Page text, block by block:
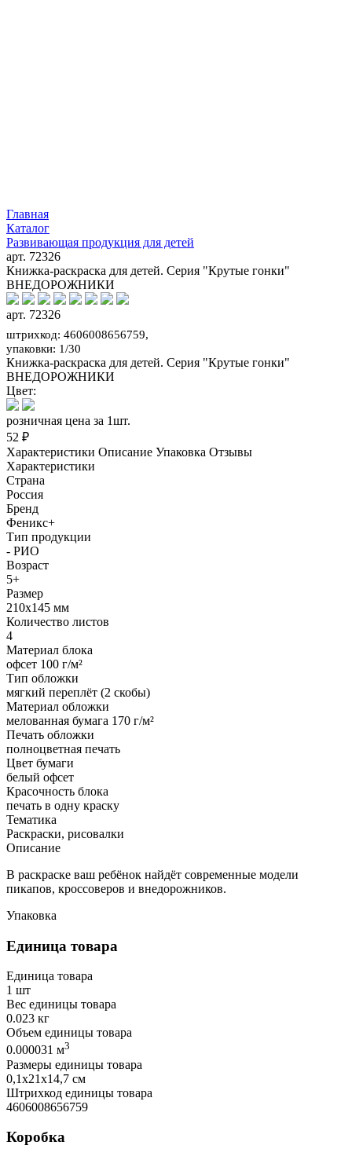
Главная
Каталог
Развивающая продукция для детей
арт. 72326
Книжка-раскраска для детей. Серия "Крутые гонки"
ВНЕДОРОЖНИКИ
арт. 72326
штрихкод: 4606008656759,
упаковки: 1/30
Книжка-раскраска для детей. Серия "Крутые гонки"
ВНЕДОРОЖНИКИ
Цвет:
розничная цена за 1шт.
52 ₽
Характеристики Описание Упаковка Отзывы
Характеристики
Страна
Россия
Бренд
Феникс+
Тип продукции
- РИО
Возраст
5+
Размер
210х145 мм
Количество листов
4
Материал блока
офсет 100 г/м²
Тип обложки
мягкий переплёт (2 скобы)
Материал обложки
мелованная бумага 170 г/м²
Печать обложки
полноцветная печать
Цвет бумаги
белый офсет
Красочность блока
печать в одну краску
Тематика
Раскраски, рисовалки
Описание
В раскраске ваш ребёнок найдёт современные модели
пикапов, кроссоверов и внедорожников.
Упаковка
Единица товара
Единица товара
1 шт
Вес единицы товара
0.023 кг
Объем единицы товара
0.000031 м3
Размеры единицы товара
0,1х21х14,7 см
Штрихкод единицы товара
4606008656759
Коробка